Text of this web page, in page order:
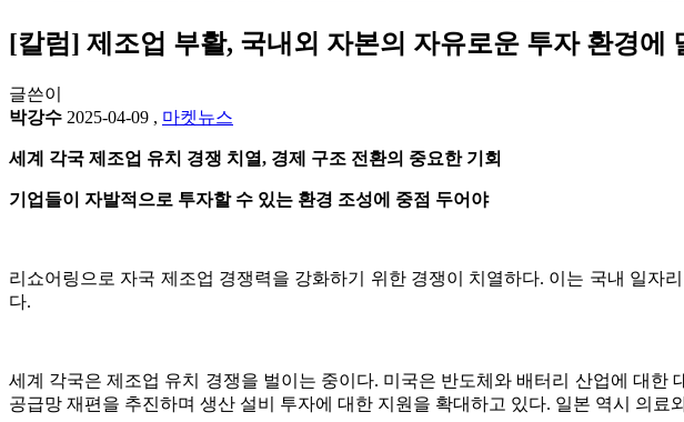
[칼럼] 제조업 부활, 국내외 자본의 자유로운 투자 환경에
글쓴이
박강수 2025-04-09 , 마켓뉴스
세계 각국 제조업 유치 경쟁 치열, 경제 구조 전환의 중요한 기회
기업들이 자발적으로 투자할 수 있는 환경 조성에 중점 두어야
리쇼어링으로 자국 제조업 경쟁력을 강화하기 위한 경쟁이 치열하다. 이는 국내 일자
다.
세계 각국은 제조업 유치 경쟁을 벌이는 중이다. 미국은 반도체와 배터리 산업에 대
공급망 재편을 추진하며 생산 설비 투자에 대한 지원을 확대하고 있다. 일본 역시 의